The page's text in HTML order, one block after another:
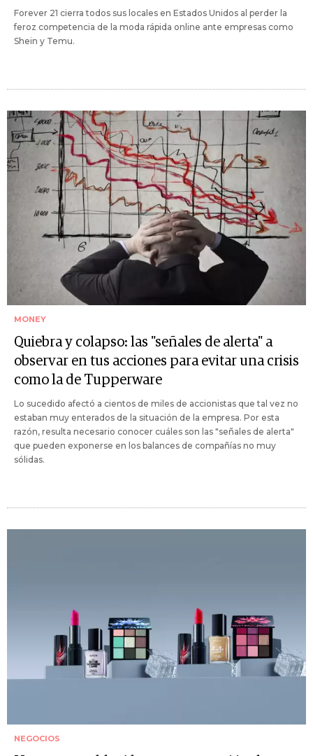
Forever 21 cierra todos sus locales en Estados Unidos al perder la
feroz competencia de la moda rápida online ante empresas como
Shein y Temu.
MONEY
Quiebra y colapso: las "señales de alerta" a
observar en tus acciones para evitar una crisis
como la de Tupperware
Lo sucedido afectó a cientos de miles de accionistas que tal vez no
estaban muy enterados de la situación de la empresa. Por esta
razón, resulta necesario conocer cuáles son las "señales de alerta"
que pueden exponerse en los balances de compañías no muy
sólidas.
NEGOCIOS